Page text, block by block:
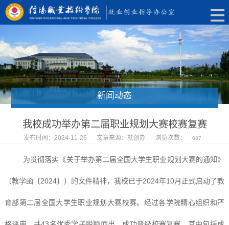
新闻动态
我校成功举办第二届职业规划大赛校赛复赛
发布时间：2024-11-26 文章来源：就创办 浏览次数： 687
为贯彻落实《关于举办第二届全国大学生职业规划大赛的通知》
（教学函〔2024〕）的文件精神，我校已于2024年10月正式启动了教
育部第二届全国大学生职业规划大赛校赛。经过各学院精心组织和严